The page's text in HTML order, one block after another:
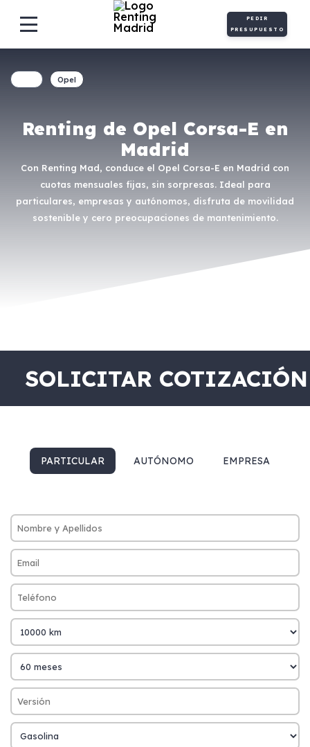
PEDIR
PRESUPUESTO
Renting de Opel Corsa-E en
Madrid
Con Renting Mad, conduce el Opel Corsa-E en Madrid con
cuotas mensuales fijas, sin sorpresas. Ideal para
particulares, empresas y autónomos, disfruta de movilidad
sostenible y cero preocupaciones de mantenimiento.
Opel
SOLICITAR COTIZACIÓN
PARTICULAR AUTÓNOMO EMPRESA